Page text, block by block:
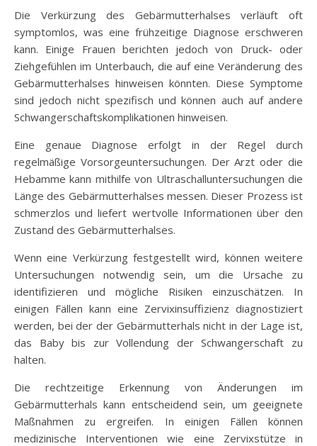
Die Verkürzung des Gebärmutterhalses verläuft oft
symptomlos, was eine frühzeitige Diagnose erschweren
kann. Einige Frauen berichten jedoch von Druck- oder
Ziehgefühlen im Unterbauch, die auf eine Veränderung des
Gebärmutterhalses hinweisen könnten. Diese Symptome
sind jedoch nicht spezifisch und können auch auf andere
Schwangerschaftskomplikationen hinweisen.
Eine genaue Diagnose erfolgt in der Regel durch
regelmäßige Vorsorgeuntersuchungen. Der Arzt oder die
Hebamme kann mithilfe von Ultraschalluntersuchungen die
Länge des Gebärmutterhalses messen. Dieser Prozess ist
schmerzlos und liefert wertvolle Informationen über den
Zustand des Gebärmutterhalses.
Wenn eine Verkürzung festgestellt wird, können weitere
Untersuchungen notwendig sein, um die Ursache zu
identifizieren und mögliche Risiken einzuschätzen. In
einigen Fällen kann eine Zervixinsuffizienz diagnostiziert
werden, bei der der Gebärmutterhals nicht in der Lage ist,
das Baby bis zur Vollendung der Schwangerschaft zu
halten.
Die rechtzeitige Erkennung von Änderungen im
Gebärmutterhals kann entscheidend sein, um geeignete
Maßnahmen zu ergreifen. In einigen Fällen können
medizinische Interventionen wie eine Zervixstütze in